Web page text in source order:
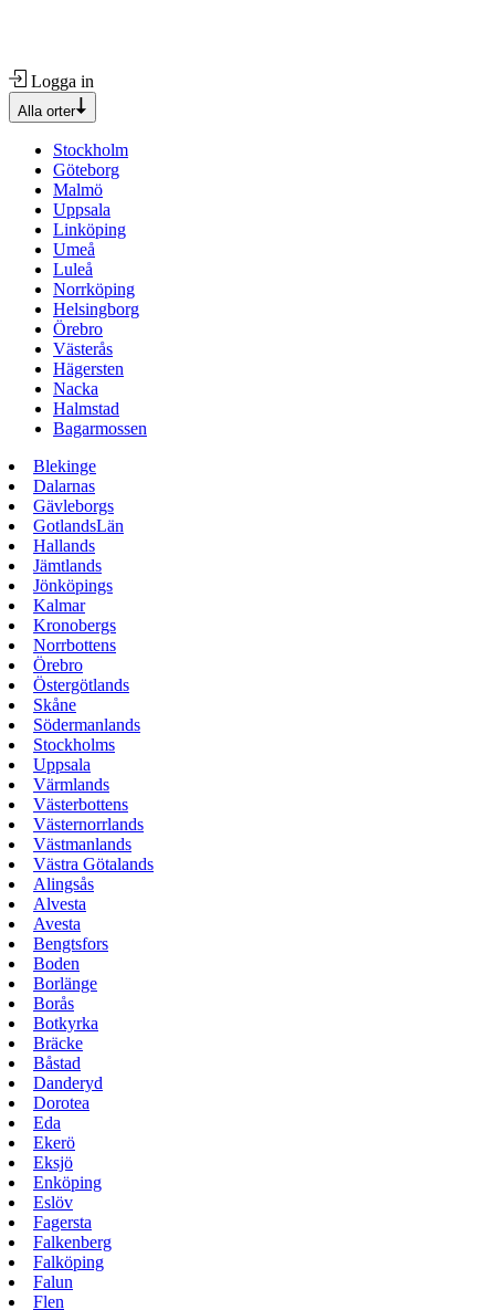
Logga in
Alla orter
Stockholm
Göteborg
Malmö
Uppsala
Linköping
Umeå
Luleå
Norrköping
Helsingborg
Örebro
Västerås
Hägersten
Nacka
Halmstad
Bagarmossen
Blekinge
Dalarnas
Gävleborgs
GotlandsLän
Hallands
Jämtlands
Jönköpings
Kalmar
Kronobergs
Norrbottens
Örebro
Östergötlands
Skåne
Södermanlands
Stockholms
Uppsala
Värmlands
Västerbottens
Västernorrlands
Västmanlands
Västra Götalands
Alingsås
Alvesta
Avesta
Bengtsfors
Boden
Borlänge
Borås
Botkyrka
Bräcke
Båstad
Danderyd
Dorotea
Eda
Ekerö
Eksjö
Enköping
Eslöv
Fagersta
Falkenberg
Falköping
Falun
Flen